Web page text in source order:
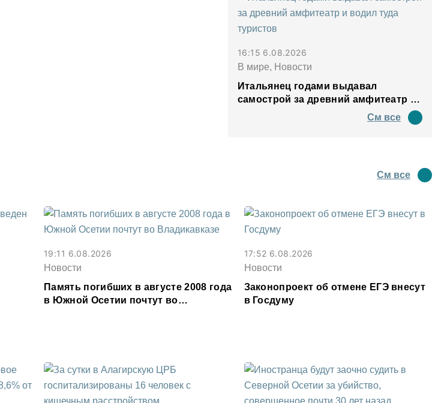
16:15 6.08.2026
В мире, Новости
Итальянец годами выдавал
самострой за древний амфитеатр и
См все
См все
19:11 6.08.2026
Новости
Память погибших в августе 2008 года
в Южной Осетии почтут во
17:52 6.08.2026
Новости
Законопроект об отмене ЕГЭ внесут
в Госдуму